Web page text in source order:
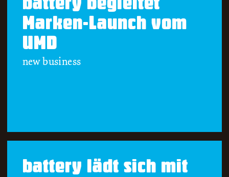
Marken-Launch vom
UMD
new business
battery lädt sich mit